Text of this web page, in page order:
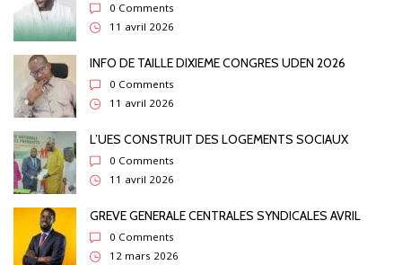
0 Comments
11 avril 2026
INFO DE TAILLE DIXIEME CONGRES UDEN 2026
0 Comments
11 avril 2026
L’UES CONSTRUIT DES LOGEMENTS SOCIAUX
0 Comments
11 avril 2026
GREVE GENERALE CENTRALES SYNDICALES AVRIL
0 Comments
12 mars 2026